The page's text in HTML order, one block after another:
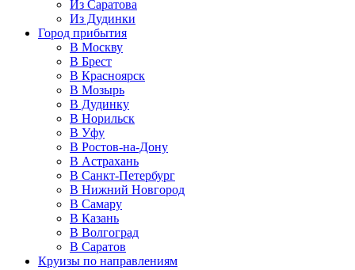
Из Саратова
Из Дудинки
Город прибытия
В Москву
В Брест
В Красноярск
В Мозырь
В Дудинку
В Норильск
В Уфу
В Ростов-на-Дону
В Астрахань
В Санкт-Петербург
В Нижний Новгород
В Самару
В Казань
В Волгоград
В Саратов
Круизы по направлениям